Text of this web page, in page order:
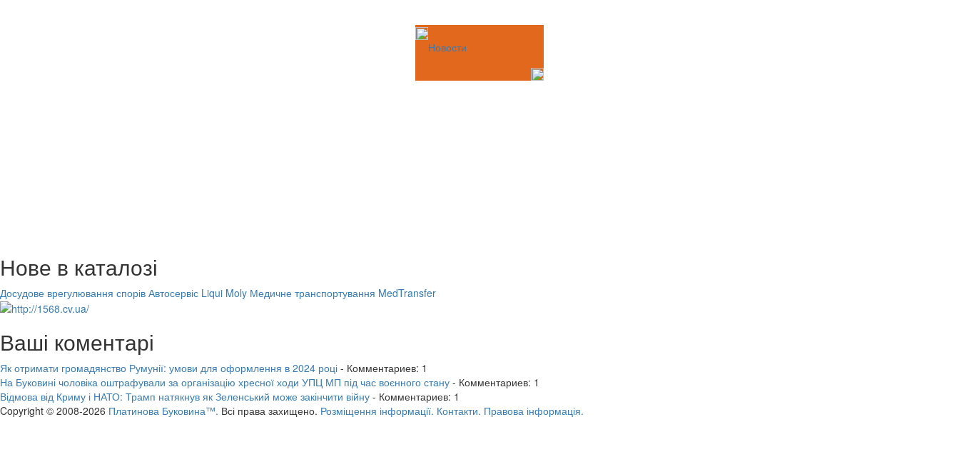
Новости
Нове в каталозі
Досудове врегулювання спорів Автосервіс Liqui Moly Медичне транспортування MedTransfer
Ваші коментарі
Як отримати громадянство Румунії: умови для оформлення в 2024 році - Комментариев: 1
На Буковині чоловіка оштрафували за організацію хресної ходи УПЦ МП під час воєнного стану - Комментариев: 1
Відмова від Криму і НАТО: Трамп натякнув як Зеленський може закінчити війну - Комментариев: 1
Copyright © 2008-2026 Платинова Буковина™. Всі права захищено. Розміщення інформації. Контакти. Правова інформація.